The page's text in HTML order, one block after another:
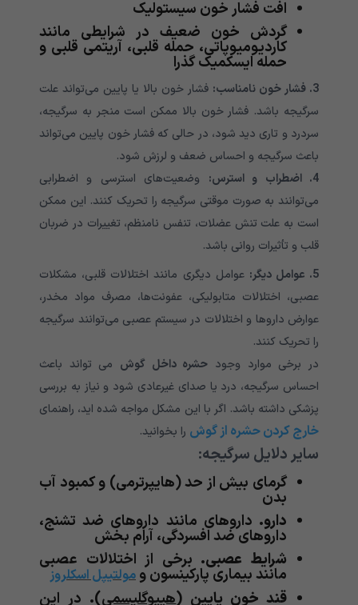
افت فشار خون سیستولیک
گردش خون ضعیف در شرایطی مانند
کاردیومیوپاتی، حمله قلبی، آریتمی قلبی و
حمله ایسکمیک گذرا
3. فشار خون نامناسب:
فشار خون بالا یا پایین می‌تواند علت
سرگیجه باشد. فشار خون بالا ممکن است منجر به سرگیجه،
سردرد و تاری دید شود، در حالی که فشار خون پایین می‌تواند
باعث سرگیجه و احساس ضعف و لرزش شود.
4. اضطراب و استرس:
وضعیت‌های استرسی و اضطرابی
می‌توانند به صورت موقتی سرگیجه را تحریک کنند. این ممکن
است به علت تنش عضلات، تنفس نامنظم، تغییرات در ضربان
قلب و تأثیرات روانی باشد.
5. عوامل دیگر:
عوامل دیگری مانند اختلالات قلبی، مشکلات
عصبی، اختلالات متابولیکی، عفونت‌ها، مصرف مواد مخدر،
عوارض داروها و اختلالات در سیستم عصبی می‌توانند سرگیجه
را تحریک کنند.
در برخی موارد وجود حشره داخل گوش می تواند باعث
احساس سرگیجه، درد یا صدای غیرعادی شود و نیاز به بررسی
پزشکی داشته باشد. اگر با این مشکل مواجه شده اید، راهنمای
خارج کردن حشره از گوش را بخوانید.
سایر دلایل سرگیجه:
گرمای بیش از حد (هایپرترمی) و کمبود آب
بدن
دارو. داروهای مانند داروهای ضد تشنج،
داروهای ضد افسردگی، آرام بخش
شرایط عصبی. برخی از اختلالات عصبی
مانند بیماری پارکینسون و مولتیپل اسکلروز
قند خون پایین (هیپوگلیسمی). در این